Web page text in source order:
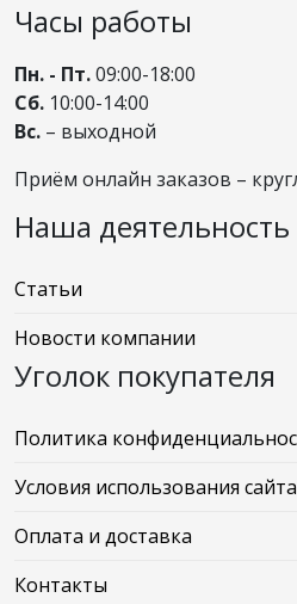
Часы работы
Пн. - Пт.09:00-18:00
Сб. 10:00-14:00
Вс. – выходной
Приём онлайн заказов –
Наша деятельность
Статьи
Новости компании
Уголок покупателя
Политика
Условия использования сайта
Оплата и доставка
Контакты